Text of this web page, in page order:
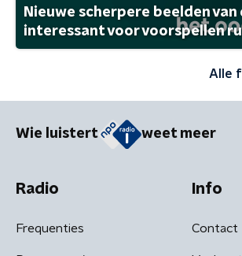
Nieuwe scherpere beelden van
interessant voor voorspellen
Alle
Wie luistert weet meer
Radio
Frequenties
Info
Contact